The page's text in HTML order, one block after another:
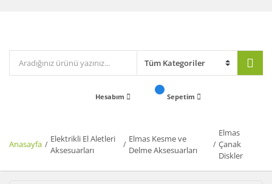
Hesabım Sepetim
Anasayfa
Elektrikli El Aletleri
Aksesuarları
Elmas Kesme ve
Delme Aksesuarları
Elmas
Çanak
Diskler